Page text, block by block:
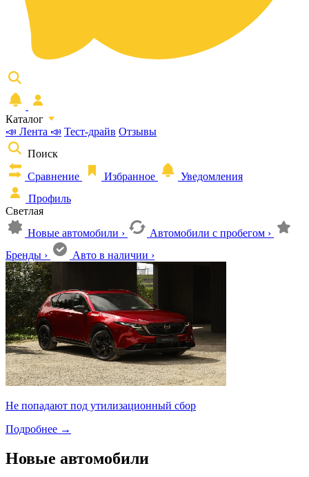
Каталог
📣 Лента 📣 Тест-драйв Отзывы
Поиск
Сравнение
Избранное
Уведомления
Профиль
Светлая
Новые автомобили › Автомобили с пробегом ›
Бренды › Авто в наличии ›
Не попадают под утилизационный сбор
Подробнее →
Новые автомобили